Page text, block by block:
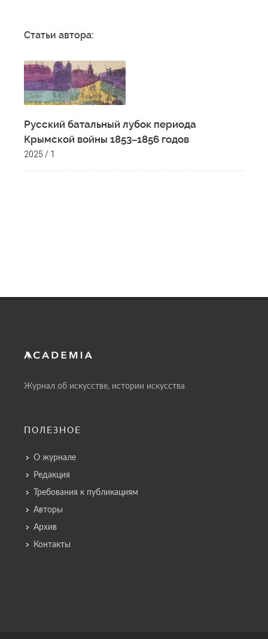
Статьи автора:
Русский батальный лубок периода
Крымской войны 1853–1856 годов
2025 / 1
Журнал об искусстве, истории искусства
ПОЛЕЗНОЕ
О журнале
Редакция
Требования к публикациям
Авторы
Архив
Контакты